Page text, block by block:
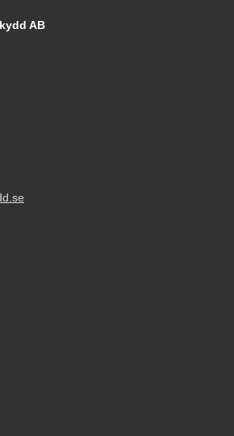
oplysninger og links
AB